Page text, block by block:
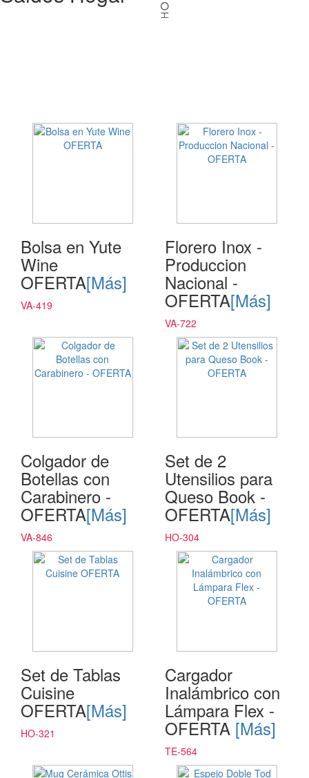
Bolsa en Yute
Wine
OFERTA[Más]
VA-419
Florero Inox -
Produccion
Nacional -
OFERTA[Más]
VA-722
Colgador de
Botellas con
Carabinero -
OFERTA[Más]
VA-846
Set de 2
Utensilios para
Queso Book -
OFERTA[Más]
HO-304
Set de Tablas
Cuisine
OFERTA[Más]
HO-321
Cargador
Inalámbrico con
Lámpara Flex -
OFERTA [Más]
TE-564